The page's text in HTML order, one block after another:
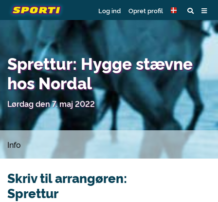
Log ind Opret profil
Sprettur: Hygge stævne
hos Nordal
Lørdag den 7. maj 2022
Info
Skriv til arrangøren:
Sprettur